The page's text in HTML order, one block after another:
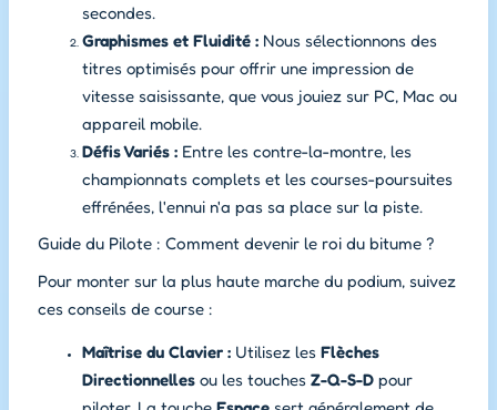
secondes.
Graphismes et Fluidité : Nous sélectionnons des
titres optimisés pour offrir une impression de
vitesse saisissante, que vous jouiez sur PC, Mac ou
appareil mobile.
Défis Variés : Entre les contre-la-montre, les
championnats complets et les courses-poursuites
effrénées, l'ennui n'a pas sa place sur la piste.
Guide du Pilote : Comment devenir le roi du bitume ?
Pour monter sur la plus haute marche du podium, suivez
ces conseils de course :
Maîtrise du Clavier : Utilisez les Flèches
Directionnelles ou les touches Z-Q-S-D pour